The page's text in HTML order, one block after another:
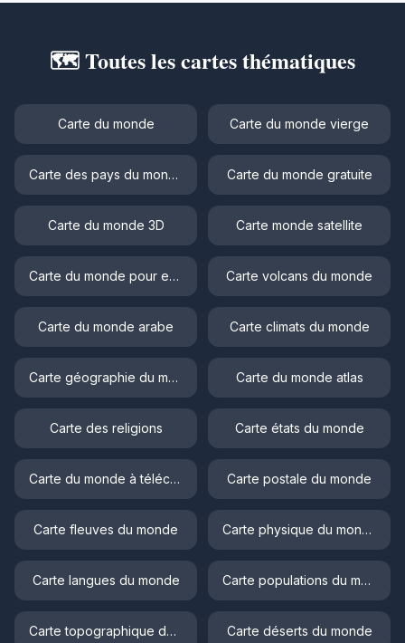
🗺️ Toutes les cartes thématiques
Carte du monde Carte du monde vierge
Carte des pays du monde Carte du monde gratuite
Carte du monde 3D Carte monde satellite
Carte du monde pour enfant Carte volcans du monde
Carte du monde arabe Carte climats du monde
Carte géographie du monde Carte du monde atlas
Carte des religions Carte états du monde
Carte du monde à télécharger Carte postale du monde
Carte fleuves du monde Carte physique du monde
Carte langues du monde Carte populations du monde
Carte topographique du monde Carte déserts du monde